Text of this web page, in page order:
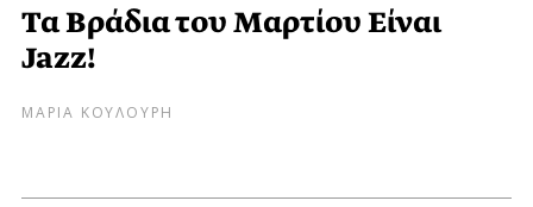
Τα Βράδια του Μαρτίου Είναι
Jazz!
ΜΑΡΙΑ ΚΟΥΛΟΥΡΗ